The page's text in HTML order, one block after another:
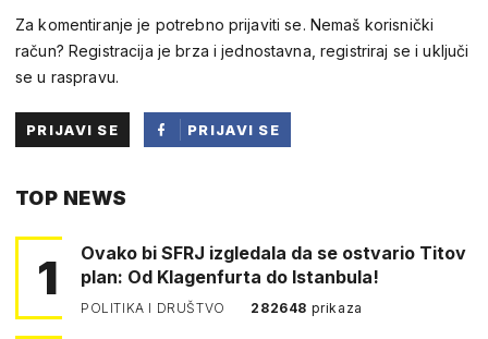
Za komentiranje je potrebno prijaviti se. Nemaš korisnički
račun? Registracija je brza i jednostavna, registriraj se i uključi
se u raspravu.
PRIJAVI SE
PRIJAVI SE
TOP NEWS
1
Ovako bi SFRJ izgledala da se ostvario Titov
plan: Od Klagenfurta do Istanbula!
POLITIKA I DRUŠTVO 282648 prikaza